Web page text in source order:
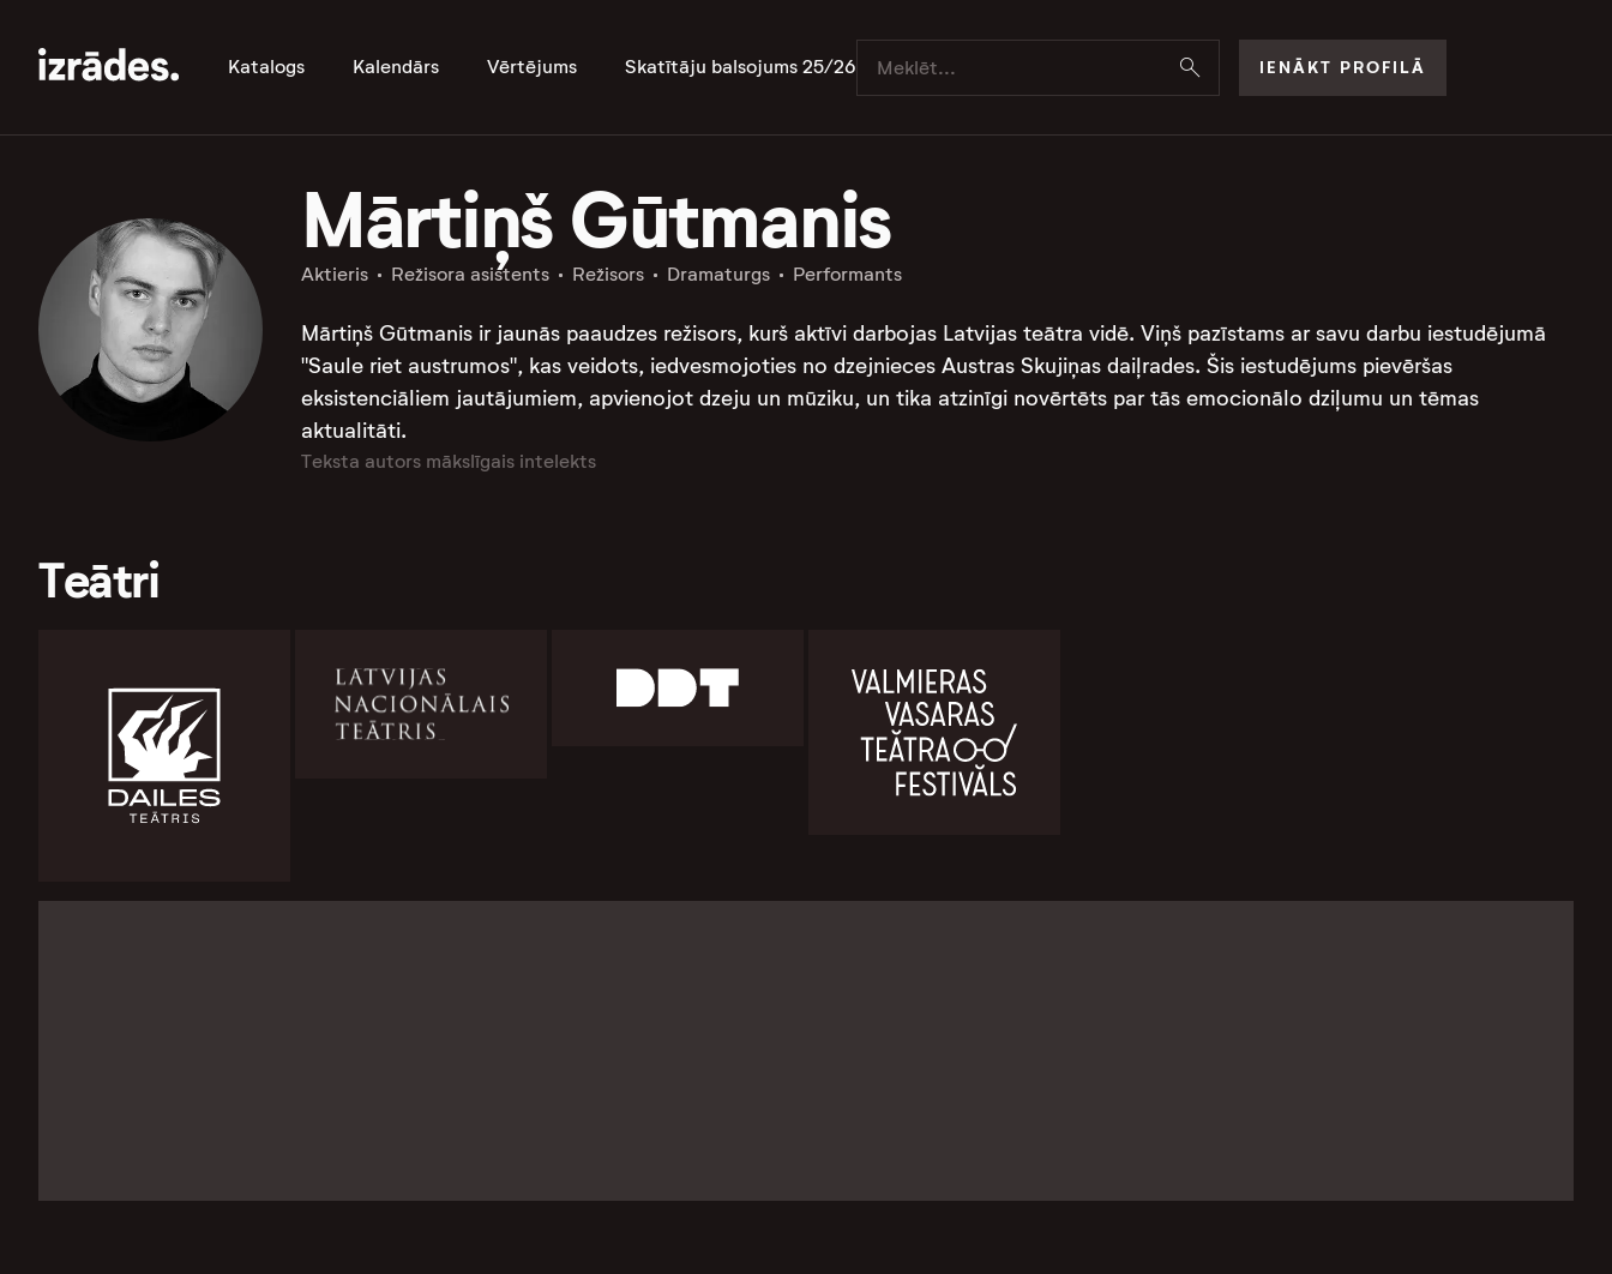
Katalogs Kalendārs Vērtējums Skatītāju balsojums 25/26 IENĀKT PROFILĀ
Mārtiņš Gūtmanis
Aktieris Režisora asistents Režisors Dramaturgs Performants
Mārtiņš Gūtmanis ir jaunās paaudzes režisors, kurš aktīvi darbojas Latvijas teātra vidē. Viņš pazīstams ar savu darbu iestudējumā
"Saule riet austrumos", kas veidots, iedvesmojoties no dzejnieces Austras Skujiņas daiļrades. Šis iestudējums pievēršas
eksistenciāliem jautājumiem, apvienojot dzeju un mūziku, un tika atzinīgi novērtēts par tās emocionālo dziļumu un tēmas
aktualitāti.
Teksta autors mākslīgais intelekts
Teātri